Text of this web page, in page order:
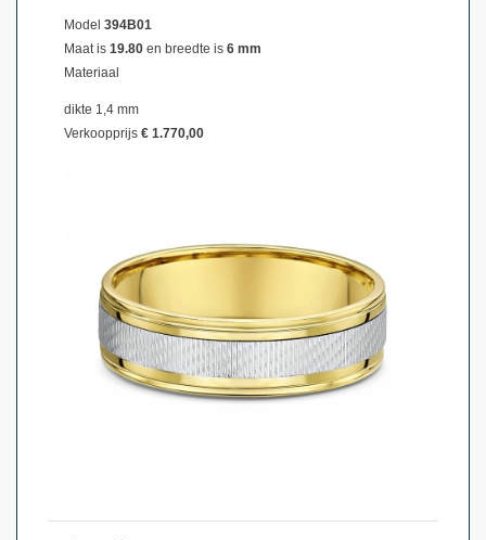
Model 394B01
Maat is 19.80 en breedte is 6 mm
Materiaal
dikte 1,4 mm
Verkoopprijs € 1.770,00